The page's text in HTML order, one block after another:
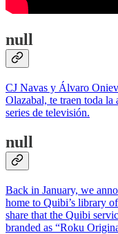
null
CJ Navas y Álvaro
Olazabal, te traen toda la
series de televisión.
null
Back in January, we
home to Quibi’s library
share that the Quibi
branded as “Roku